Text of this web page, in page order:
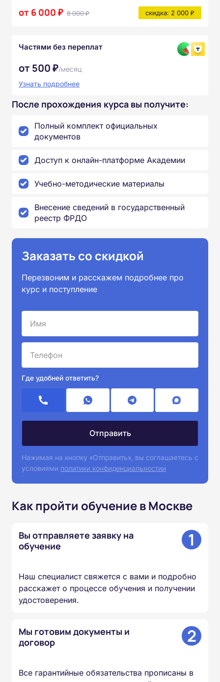
от 6 000 ₽ 8 000 ₽ скидка: 2 000 ₽
Частями без переплат
от 500 ₽/месяц
Узнать подробнее
После прохождения курса вы получите:
Полный комплект официальных
документов
Доступ к онлайн-платформе Академии
Учебно-методические материалы
Внесение сведений в государственный
реестр ФРДО
Заказать со скидкой
Перезвоним и расскажем подробнее про
курс и поступление
Где удобней ответить?
Нажимая на кнопку «Отправить», вы соглашаетесь с
условиями политики конфиденциальностии
Как пройти обучение в Москве
Вы отправляете заявку на
обучение
1
Наш специалист свяжется с вами и подробно
расскажет о процессе обучения и получении
удостоверения.
Мы готовим документы и
договор
2
Все гарантийные обязательства прописаны в